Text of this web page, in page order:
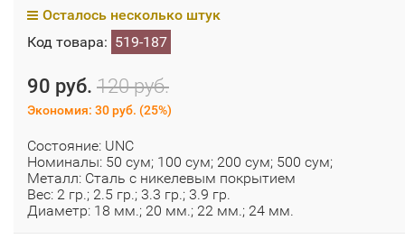
Осталось несколько штук
Код товара: 519-187
90 руб. 120 руб.
Экономия: 30 руб. (25%)
Состояние: UNC
Номиналы: 50 сум; 100 сум; 200 сум; 500 сум;
Металл: Сталь с никелевым покрытием
Вес: 2 гр.; 2.5 гр.; 3.3 гр.; 3.9 гр.
Диаметр: 18 мм.; 20 мм.; 22 мм.; 24 мм.